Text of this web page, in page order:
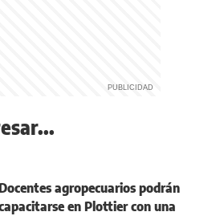
agropecuarios podrán
en Plottier con una